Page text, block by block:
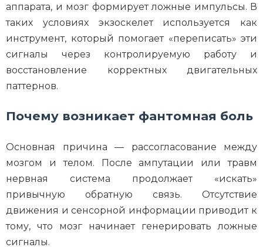
аппарата, и мозг формирует ложные импульсы. В
таких условиях экзоскелет используется как
инструмент, который помогает «переписать» эти
сигналы через контролируемую работу и
восстановление корректных двигательных
паттернов.
Почему возникает фантомная боль
Основная причина — рассогласование между
мозгом и телом. После ампутации или травм
нервная система продолжает «искать»
привычную обратную связь. Отсутствие
движения и сенсорной информации приводит к
тому, что мозг начинает генерировать ложные
сигналы.